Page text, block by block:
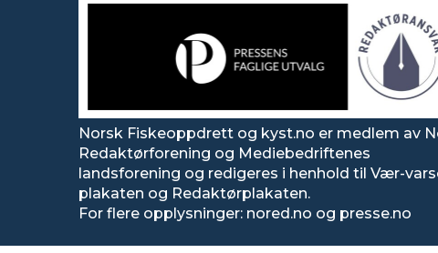
Norsk Fiskeoppdrett og kyst.no er medlem av
Redaktørforening og Mediebedriftenes
landsforening og redigeres i henhold til Vær-
plakaten og Redaktørplakaten.
For flere opplysninger: nored.no og presse.no